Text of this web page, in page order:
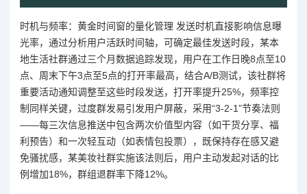
时机与频率：黄金时间窗的量化管理 发送时机直接影响信息曝
光率，通过分析用户活跃时间轴，可确定最佳发送时段，某本
地生活社群通过三个月数据追踪发现，用户在工作日晚8点至10
点、周末下午3点至5点的打开率最高，结合A/B测试，该社群将
重要活动通知调整至这些时段发送，打开率提升25%，频率控
制同样关键，过度群发易引发用户屏蔽，采用“3-2-1”节奏法则
——每三次信息推送中包含两次价值型内容（如干货分享、福
利预告）和一次轻互动（如表情包投票），既保持存在感又避
免骚扰感，某美妆社群实施该法则后，用户主动发起对话的比
例增加18%，群组退群率下降12%。